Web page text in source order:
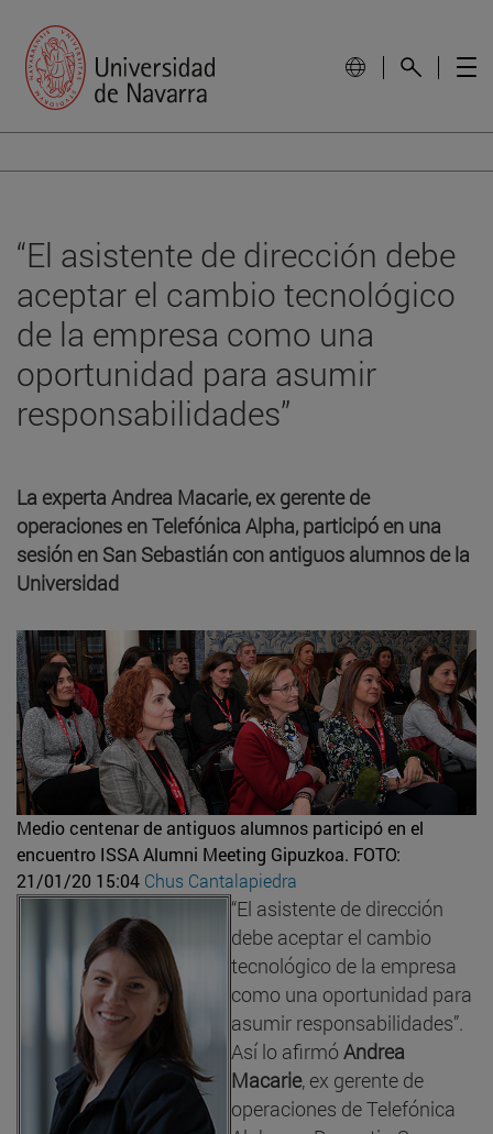
“El asistente de dirección debe
aceptar el cambio tecnológico
de la empresa como una
oportunidad para asumir
responsabilidades”
La experta Andrea Macarie, ex gerente de
operaciones en Telefónica Alpha, participó en una
sesión en San Sebastián con antiguos alumnos de la
Universidad
Medio centenar de antiguos alumnos participó en el
encuentro ISSA Alumni Meeting Gipuzkoa. FOTO:
21/01/20 15:04 Chus Cantalapiedra
“El asistente de dirección
debe aceptar el cambio
tecnológico de la empresa
como una oportunidad para
asumir responsabilidades”.
Así lo afirmó Andrea
Macarie, ex gerente de
operaciones de Telefónica